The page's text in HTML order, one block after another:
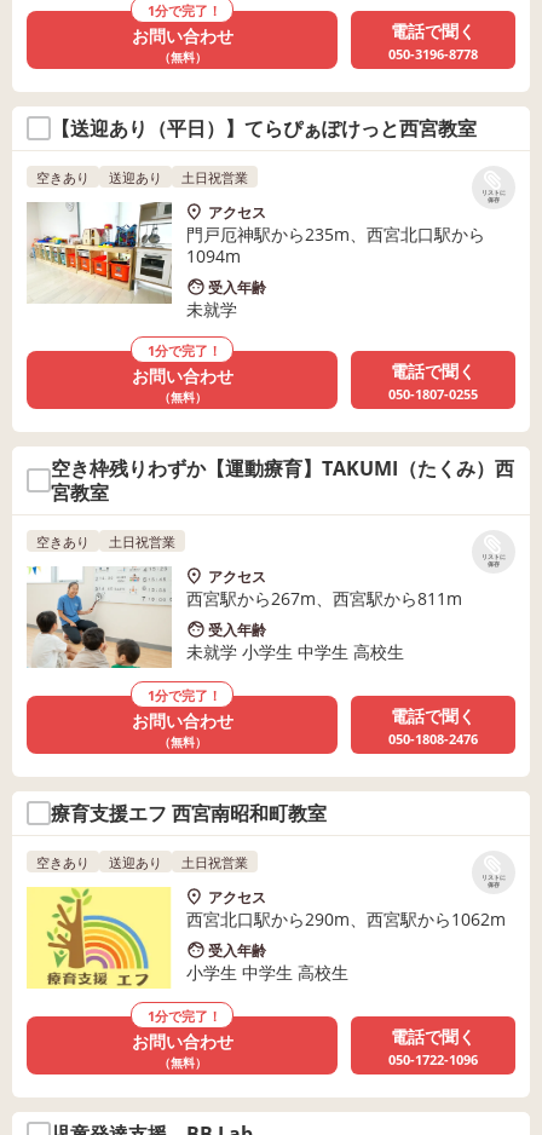
1分で完了！
お問い合わせ
（無料）
電話で聞く
050-3196-8778
【送迎あり（平日）】てらぴぁぽけっと西宮教室
リストに
保存
空きあり 送迎あり 土日祝営業
アクセス
門戸厄神駅から235m、西宮北口駅から
1094m
受入年齢
未就学
1分で完了！
お問い合わせ
（無料）
電話で聞く
050-1807-0255
空き枠残りわずか【運動療育】TAKUMI（たくみ）西
宮教室
リストに
保存
空きあり 土日祝営業
アクセス
西宮駅から267m、西宮駅から811m
受入年齢
未就学 小学生 中学生 高校生
1分で完了！
お問い合わせ
（無料）
電話で聞く
050-1808-2476
療育支援エフ 西宮南昭和町教室
リストに
保存
空きあり 送迎あり 土日祝営業
アクセス
西宮北口駅から290m、西宮駅から1062m
受入年齢
小学生 中学生 高校生
1分で完了！
お問い合わせ
（無料）
電話で聞く
050-1722-1096